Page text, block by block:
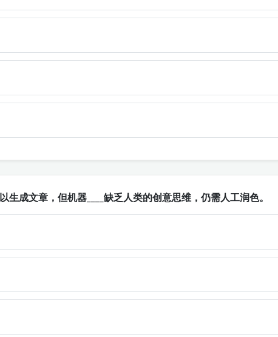
生成文章，但机器____缺乏人类的创意思维，仍需人工润色。